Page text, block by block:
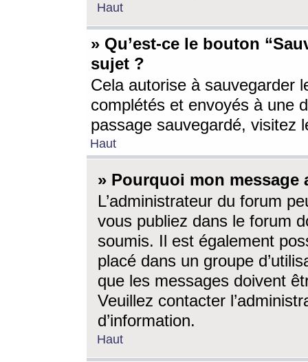
Haut
» Qu’est-ce le bouton
sujet ?
Cela autorise à sauvegarder
complétés et envoyés à une
passage sauvegardé, visitez
Haut
» Pourquoi mon message
L’administrateur du forum
vous publiez dans le forum
soumis. Il est également
placé dans un groupe
que les messages doivent
Veuillez contacter
d’information.
Haut